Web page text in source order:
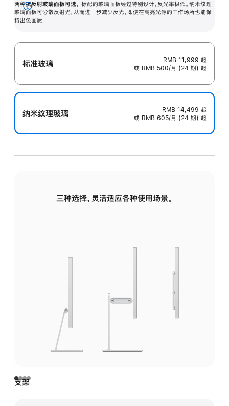
两种抗反射玻璃面板可选。 标配的玻璃面板经过特别设计，反光率极低。纳米纹理
玻璃面板可分散反射光，从而进一步减少反光，即使在高亮光源的工作场所也能保
持出色画质。
展
开
标准玻璃 RMB 11,999 起
或 RMB 500/月 (24 期) 起
纳米纹理玻璃 RMB 14,499 起
或 RMB 605/月 (24 期) 起
三种选择，灵活适应各种使用场景。
支架